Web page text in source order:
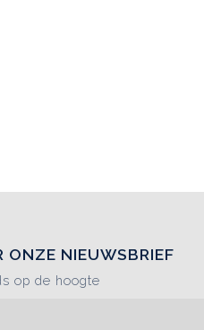
ONZE NIEUWSBRIEF
op de hoogte